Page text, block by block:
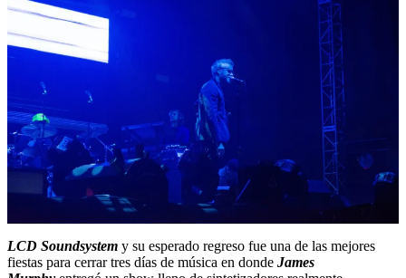
LCD Soundsystem y su esperado regreso fue una de las mejores
fiestas para cerrar tres días de música en donde James